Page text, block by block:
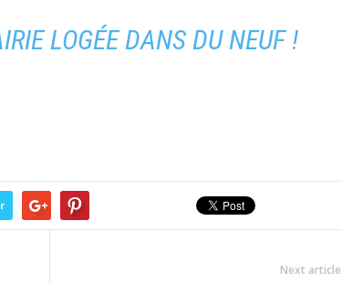
LOGÉE DANS DU NEUF !
Next article